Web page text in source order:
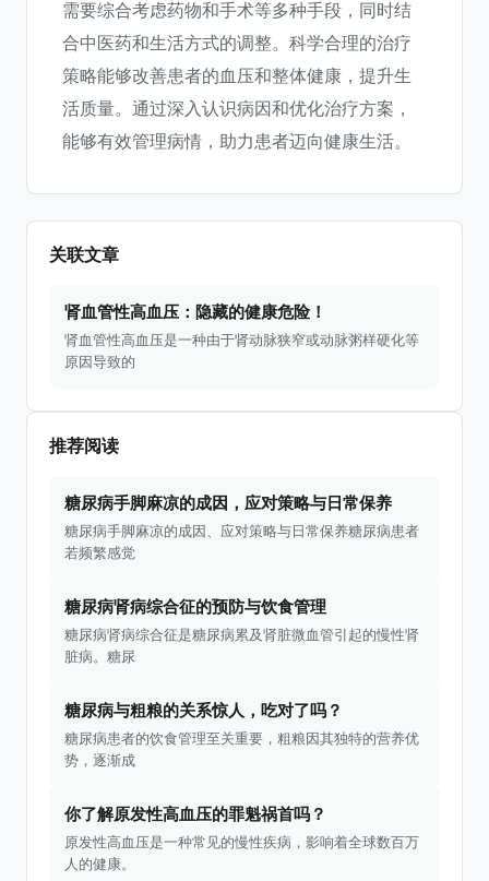
需要综合考虑药物和手术等多种手段，同时结
合中医药和生活方式的调整。科学合理的治疗
策略能够改善患者的血压和整体健康，提升生
活质量。通过深入认识病因和优化治疗方案，
能够有效管理病情，助力患者迈向健康生活。
关联文章
肾血管性高血压：隐藏的健康危险！
肾血管性高血压是一种由于肾动脉狭窄或动脉粥样硬化等
原因导致的
推荐阅读
糖尿病手脚麻凉的成因，应对策略与日常保养
糖尿病手脚麻凉的成因、应对策略与日常保养糖尿病患者
若频繁感觉
糖尿病肾病综合征的预防与饮食管理
糖尿病肾病综合征是糖尿病累及肾脏微血管引起的慢性肾
脏病。糖尿
糖尿病与粗粮的关系惊人，吃对了吗？
糖尿病患者的饮食管理至关重要，粗粮因其独特的营养优
势，逐渐成
你了解原发性高血压的罪魁祸首吗？
原发性高血压是一种常见的慢性疾病，影响着全球数百万
人的健康。